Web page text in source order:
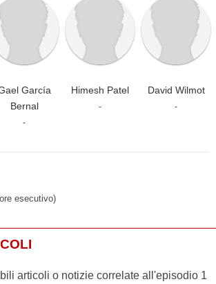
García
Bernal
-
Himesh Patel
-
David Wilmot
-
esecutivo)
articoli o notizie correlate all'episodio 1